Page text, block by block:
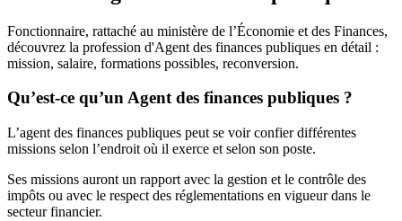
Fonctionnaire, rattaché au ministère de l’Économie et des Finances,
découvrez la profession d'Agent des finances publiques en détail :
mission, salaire, formations possibles, reconversion.
Qu’est-ce qu’un Agent des finances publiques ?
L’agent des finances publiques peut se voir confier différentes
missions selon l’endroit où il exerce et selon son poste.
Ses missions auront un rapport avec la gestion et le contrôle des
impôts ou avec le respect des réglementations en vigueur dans le
secteur financier.